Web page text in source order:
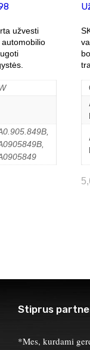
užvesti
Stiprus
*Mes, kurdami